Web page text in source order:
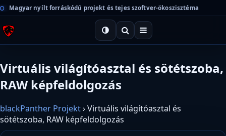
Magyar nyílt forráskódú projekt és tejes szoftver-ökoszisztéma
Virtuális világítóasztal és sötétszoba,
RAW képfeldolgozás
blackPanther Projekt›Virtuális világítóasztal és
sötétszoba, RAW képfeldolgozás